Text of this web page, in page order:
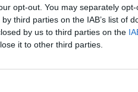
opt-out. You may separately
third parties on the IAB’s list of
by us to third parties on the
it to other third parties.
Kup teraz